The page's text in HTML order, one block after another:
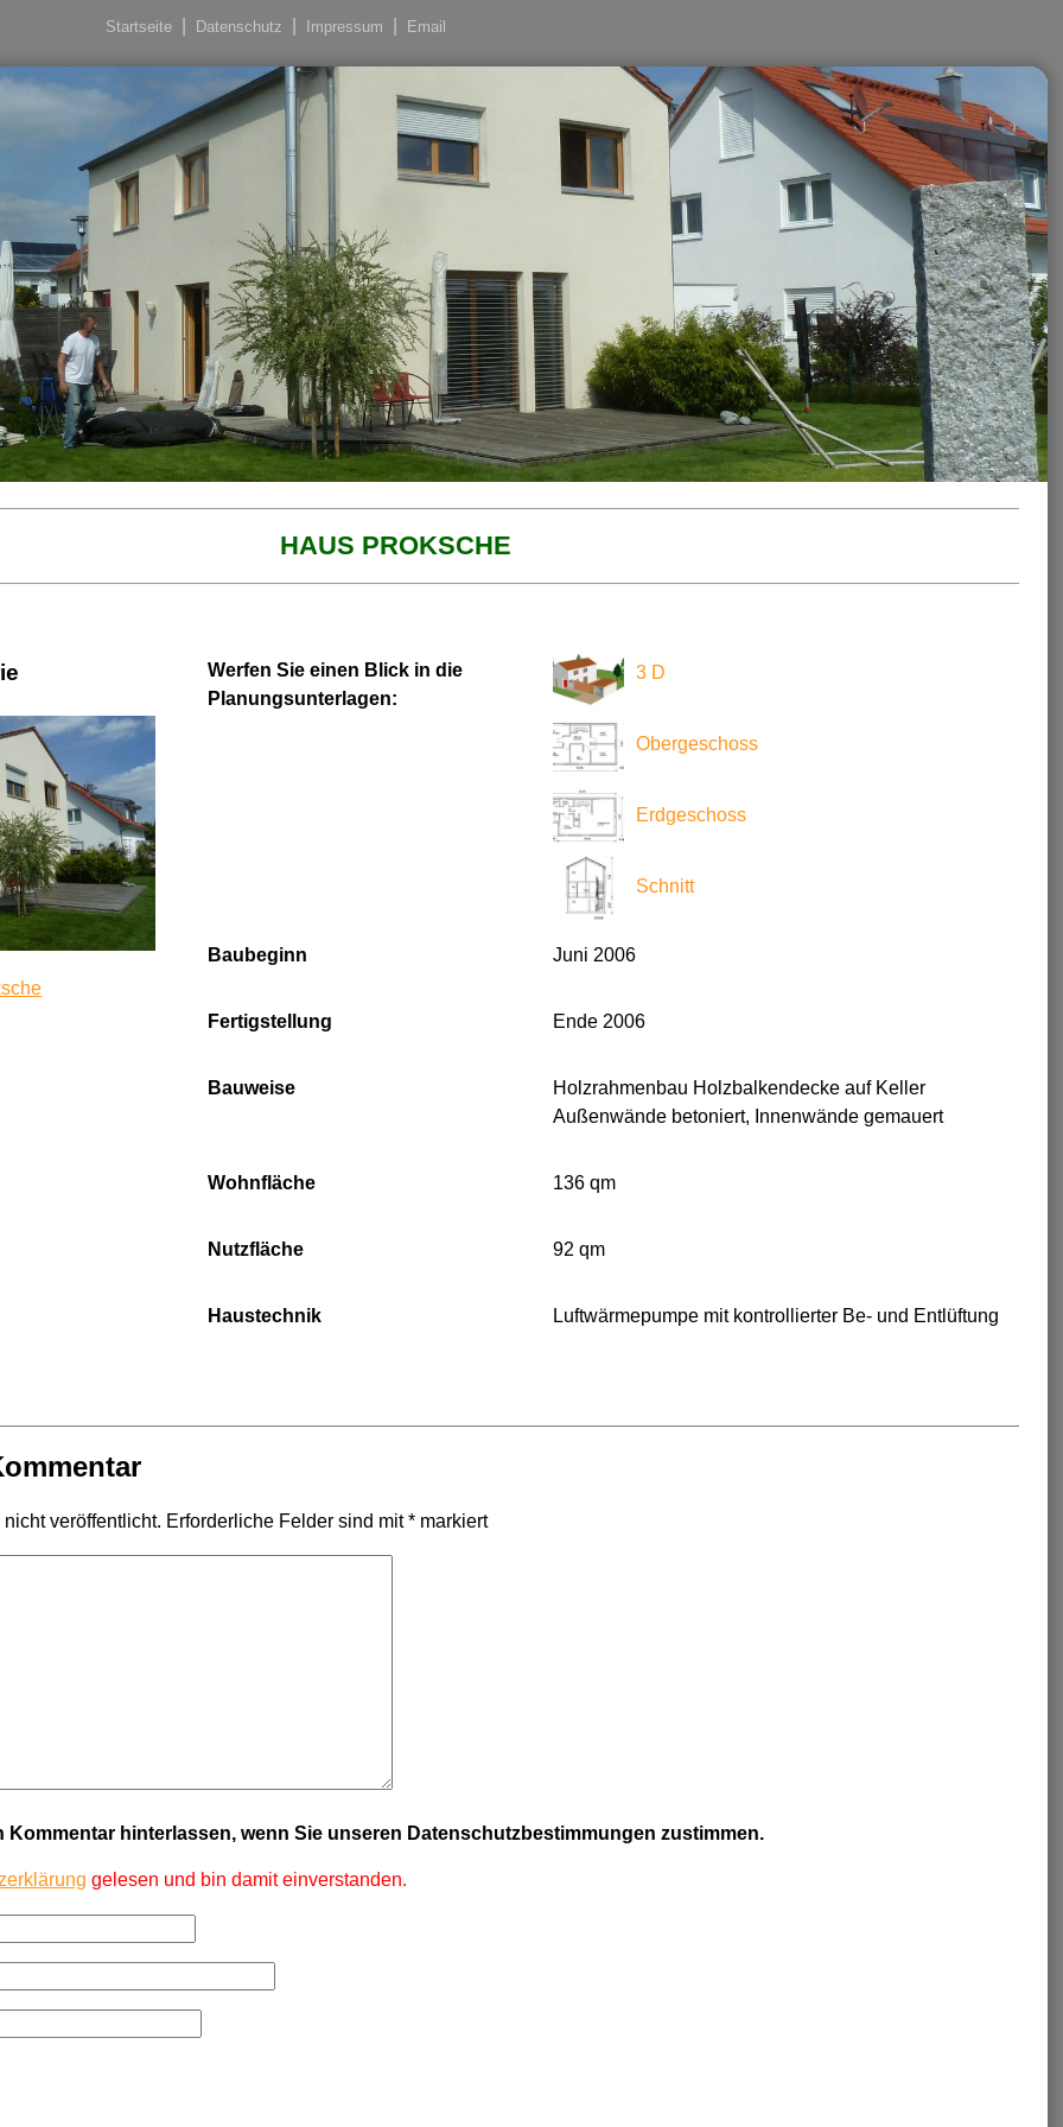
Startseite Datenschutz Impressum Email
HAUS PROKSCHE
Werfen Sie einen Blick in die
Planungsunterlagen:
3 D
Obergeschoss
Erdgeschoss
Schnitt
Baubeginn Juni 2006
Fertigstellung Ende 2006
Bauweise
Holzrahmenbau Holzbalkendecke auf Keller
Außenwände betoniert, Innenwände gemauert
Wohnfläche 136 qm
Nutzfläche 92 qm
Haustechnik Luftwärmepumpe mit kontrollierter Be- und Entlüftung
veröffentlicht. Erforderliche Felder sind mit*markiert
Kommentar hinterlassen, wenn Sie unseren Datenschutzbestimmungen zustimmen.
gelesen und bin damit einverstanden.